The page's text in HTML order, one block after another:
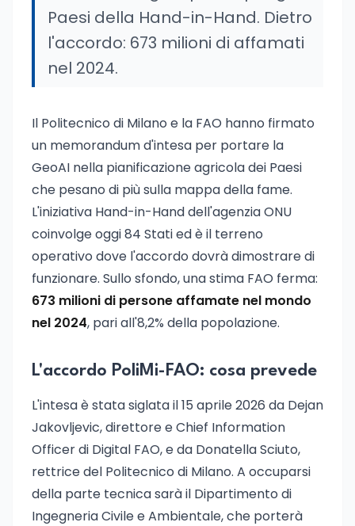
Paesi della Hand-in-Hand. Dietro
l'accordo: 673 milioni di affamati
nel 2024.
Il Politecnico di Milano e la FAO hanno firmato
un memorandum d'intesa per portare la
GeoAI nella pianificazione agricola dei Paesi
che pesano di più sulla mappa della fame.
L'iniziativa Hand-in-Hand dell'agenzia ONU
coinvolge oggi 84 Stati ed è il terreno
operativo dove l'accordo dovrà dimostrare di
funzionare. Sullo sfondo, una stima FAO ferma:
673 milioni di persone affamate nel mondo
nel 2024, pari all'8,2% della popolazione.
L'accordo PoliMi-FAO: cosa prevede
L'intesa è stata siglata il 15 aprile 2026 da Dejan
Jakovljevic, direttore e Chief Information
Officer di Digital FAO, e da Donatella Sciuto,
rettrice del Politecnico di Milano. A occuparsi
della parte tecnica sarà il Dipartimento di
Ingegneria Civile e Ambientale, che porterà